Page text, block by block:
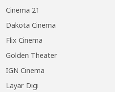
Cinema 21
Dakota Cinema
Flix Cinema
Golden Theater
IGN Cinema
Layar Digi